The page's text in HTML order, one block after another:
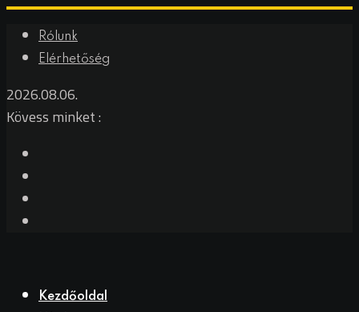
Rólunk
Elérhetőség
2026.08.06.
Kövess minket :
Kezdőoldal